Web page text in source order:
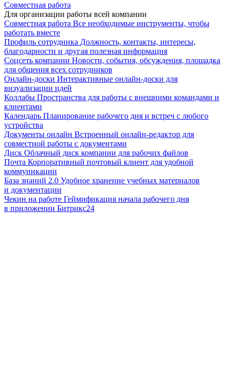
Совместная работа
Для организации работы всей компании
Совместная работа Все необходимые инструменты, чтобы
работать вместе
Профиль сотрудника Должность, контакты, интересы,
благодарности и другая полезная информация
Соцсеть компании Новости, события, обсуждения, площадка
для общения всех сотрудников
Онлайн-доски Интерактивные онлайн-доски для
визуализации идей
Коллабы Пространства для работы с внешними командами и
клиентами
Календарь Планирование рабочего дня и встреч с любого
устройства
Документы онлайн Встроенный онлайн-редактор для
совместной работы с документами
Диск Облачный диск компании для рабочих файлов
Почта Корпоративный почтовый клиент для удобной
коммуникации
База знаний 2.0 Удобное хранение учебных материалов
и документации
Чекин на работе Геймификация начала рабочего дня
в приложении Битрикс24